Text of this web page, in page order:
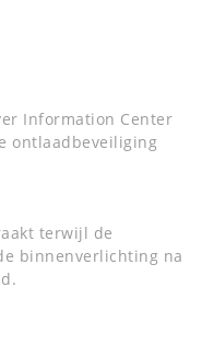
Information Center
ontlaadbeveiliging
terwijl de
binnenverlichting na